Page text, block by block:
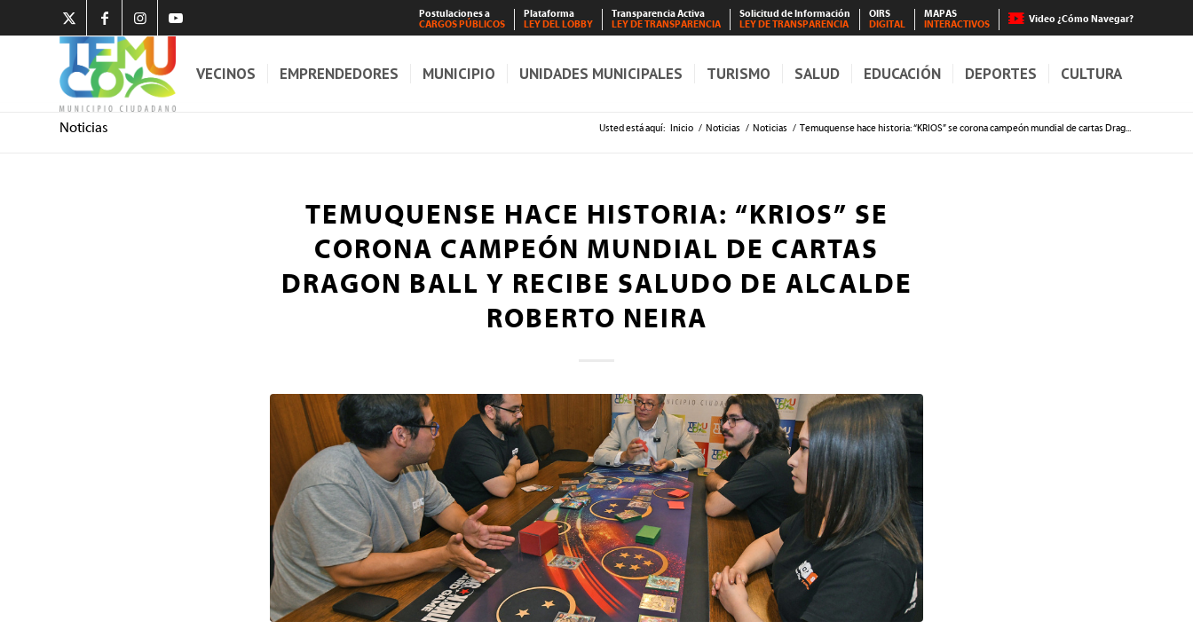
Postulaciones a
CARGOS PÚBLICOS
Plataforma
LEY DEL LOBBY
Transparencia Activa
LEY DE TRANSPARENCIA
Solicitud de Información
LEY DE TRANSPARENCIA
OIRS
DIGITAL
MAPAS
INTERACTIVOS
Video ¿Cómo Navegar?
VECINOS EMPRENDEDORES MUNICIPIO UNIDADES MUNICIPALES TURISMO SALUD EDUCACIÓN DEPORTES CULTURA
Noticias Usted está aquí: Inicio / Noticias / Noticias / Temuquense hace historia: “KRIOS” se corona campeón mundial de cartas Drag...
TEMUQUENSE HACE HISTORIA: “KRIOS” SE
CORONA CAMPEÓN MUNDIAL DE CARTAS
DRAGON BALL Y RECIBE SALUDO DE ALCALDE
ROBERTO NEIRA